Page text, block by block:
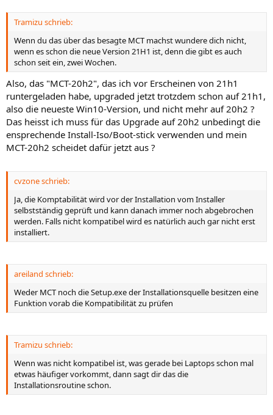
Tramizu schrieb:
Wenn du das über das besagte MCT machst wundere dich nicht,
wenn es schon die neue Version 21H1 ist, denn die gibt es auch
schon seit ein, zwei Wochen.
Also, das "MCT-20h2", das ich vor Erscheinen von 21h1
runtergeladen habe, upgraded jetzt trotzdem schon auf 21h1,
also die neueste Win10-Version, und nicht mehr auf 20h2 ?
Das heisst ich muss für das Upgrade auf 20h2 unbedingt die
ensprechende Install-Iso/Boot-stick verwenden und mein
MCT-20h2 scheidet dafür jetzt aus ?
cvzone schrieb:
Ja, die Komptabilität wird vor der Installation vom Installer
selbstständig geprüft und kann danach immer noch abgebrochen
werden. Falls nicht kompatibel wird es natürlich auch gar nicht erst
installiert.
areiland schrieb:
Weder MCT noch die Setup.exe der Installationsquelle besitzen eine
Funktion vorab die Kompatibilität zu prüfen
Tramizu schrieb:
Wenn was nicht kompatibel ist, was gerade bei Laptops schon mal
etwas häufiger vorkommt, dann sagt dir das die
Installationsroutine schon.